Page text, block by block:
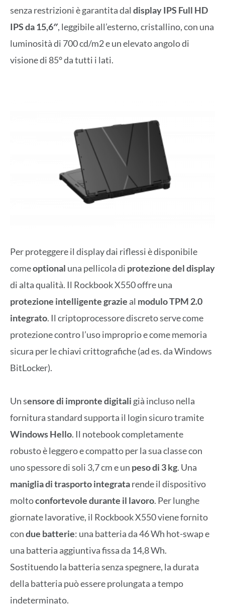
senza restrizioni è garantita dal display IPS Full HD
IPS da 15,6″, leggibile all’esterno, cristallino, con una
luminosità di 700 cd/m2 e un elevato angolo di
visione di 85° da tutti i lati.
Per proteggere il display dai riflessi è disponibile
comeoptional una pellicola di protezione del display
di alta qualità. Il Rockbook X550 offre una
protezione intelligente grazie al modulo TPM 2.0
integrato. Il criptoprocessore discreto serve come
protezione contro l’uso improprio e come memoria
sicura per le chiavi crittografiche (ad es. da Windows
BitLocker).
Un sensore di impronte digitali già incluso nella
fornitura standard supporta il login sicuro tramite
Windows Hello. Il notebook completamente
robusto è leggero e compatto per la sua classe con
uno spessore di soli 3,7 cm e un peso di 3 kg. Una
maniglia di trasporto integratarende il dispositivo
moltoconfortevole durante il lavoro. Per lunghe
giornate lavorative, il Rockbook X550 viene fornito
condue batterie: una batteria da 46 Wh hot-swap e
una batteria aggiuntiva fissa da 14,8 Wh.
Sostituendo la batteria senza spegnere, la durata
della batteria può essere prolungata a tempo
indeterminato.